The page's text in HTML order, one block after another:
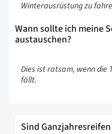
Winterausrüstung zu
Wann sollte ich meine
austauschen?
Dies ist ratsam, wenn die
fällt.
Sind